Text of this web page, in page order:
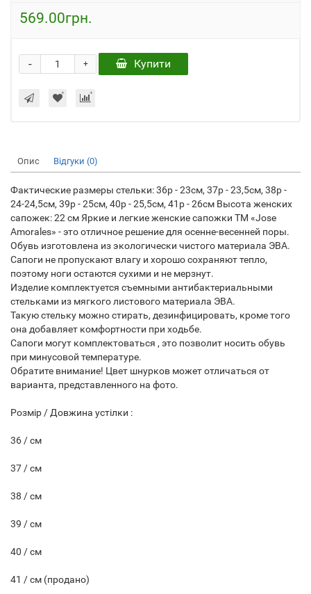
569.00грн.
+
- Купити
Опис Відгуки (0)
Фактические размеры стельки: 36р - 23см, 37р - 23,5см, 38р -
24-24,5см, 39р - 25см, 40р - 25,5см, 41р - 26см Высота женских
сапожек: 22 см Яркие и легкие женские сапожки ТМ «Jose
Amorales» - это отличное решение для осенне-весенней поры.
Обувь изготовлена из экологически чистого материала ЭВА.
Сапоги не пропускают влагу и хорошо сохраняют тепло,
поэтому ноги остаются сухими и не мерзнут.
Изделие комплектуется съемными антибактериальными
стельками из мягкого листового материала ЭВА.
Такую стельку можно стирать, дезинфицировать, кроме того
она добавляет комфортности при ходьбе.
Сапоги могут комплектоваться , это позволит носить обувь
при минусовой температуре.
Обратите внимание! Цвет шнурков может отличаться от
варианта, представленного на фото.
Розмір / Довжина устілки :
36 / см
37 / см
38 / см
39 / см
40 / см
41 / см (продано)